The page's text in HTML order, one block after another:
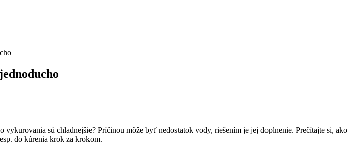
sú chladnejšie? Príčinou môže byť nedostatok vody, riešením je jej doplnenie. Prečítajte si, ako
do kúrenia krok za krokom.